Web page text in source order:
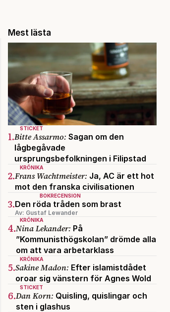
Mest lästa
STICKET
1.Bitte Assarmo: Sagan om den
lågbegåvade
ursprungsbefolkningen i Filipstad
KRÖNIKA
2.Frans Wachtmeister: Ja, AC är ett hot
mot den franska civilisationen
BOKRECENSION
3.Den röda tråden som brast
Av: Gustaf Lewander
KRÖNIKA
4.Nina Lekander: På
”Kommunisthögskolan” drömde alla
om att vara arbetarklass
KRÖNIKA
5.Sakine Madon: Efter islamistdådet
oroar sig vänstern för Agnes Wold
STICKET
6.Dan Korn: Quisling, quislingar och
sten i glashus